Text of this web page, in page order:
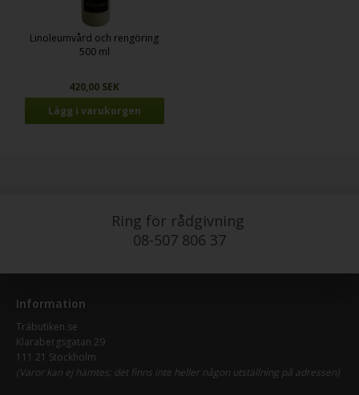
Linoleumvård och rengöring
500 ml
420,00 SEK
Ring för rådgivning
08-507 806 37
Information
Träbutiken.se
Klarabergsgatan 29
111 21 Stockholm
(Varor kan ej hämtes; det finns inte heller någon utställning på adressen)